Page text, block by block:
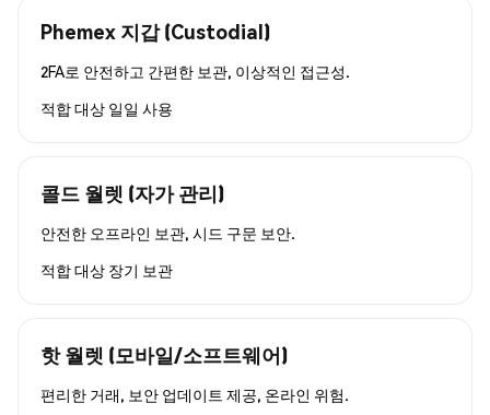
Phemex 지갑 (Custodial)
2FA로 안전하고 간편한 보관, 이상적인 접근성.
적합 대상 일일 사용
콜드 월렛 (자가 관리)
안전한 오프라인 보관, 시드 구문 보안.
적합 대상 장기 보관
핫 월렛 (모바일/소프트웨어)
편리한 거래, 보안 업데이트 제공, 온라인 위험.